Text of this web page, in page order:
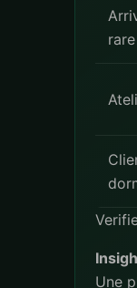
rare
Une